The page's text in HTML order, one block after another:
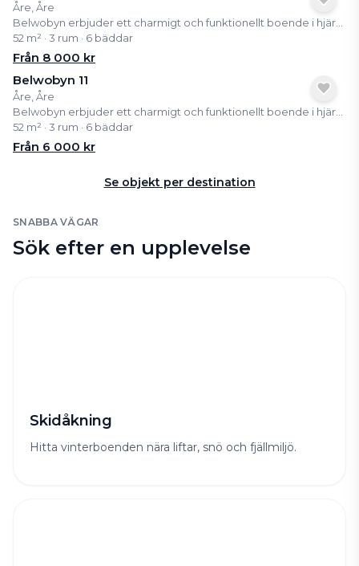
Åre, Åre
52 m² · 3 rum · 6 bäddar
Från 8 000 kr
Belwobyn 11
Åre, Åre
52 m² · 3 rum · 6 bäddar
Från 6 000 kr
Se objekt per destination
SNABBA VÄGAR
Sök efter en upplevelse
Skidåkning
Hitta vinterboenden nära liftar, snö och fjällmiljö.